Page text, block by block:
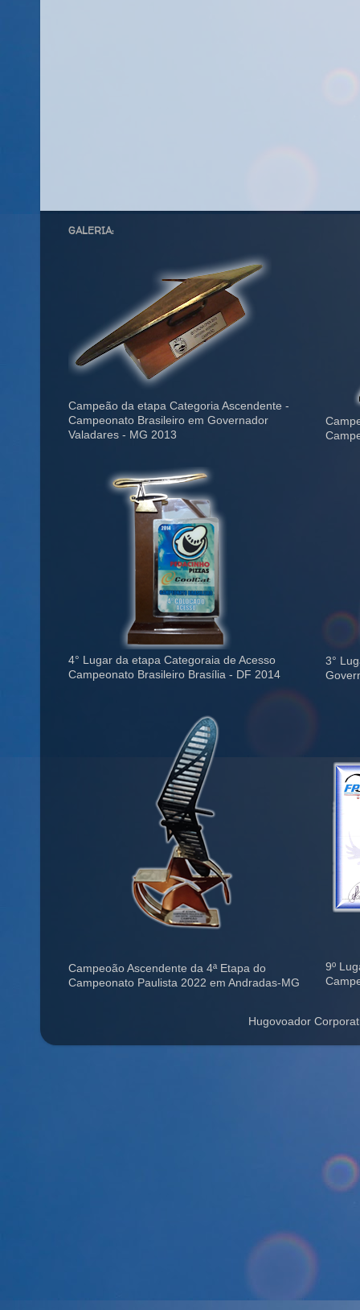
GALERIA:
Campeão da etapa Categoria Ascendente -
Campeonato Brasileiro em Governador
Valadares - MG 2013
4° Lugar da etapa Categoraia de Acesso
Campeonato Brasileiro Brasília - DF 2014
Campeoão Ascendente da 4ª Etapa do
Campeonato Paulista 2022 em Andradas-MG
3°
9º
Hugovoador